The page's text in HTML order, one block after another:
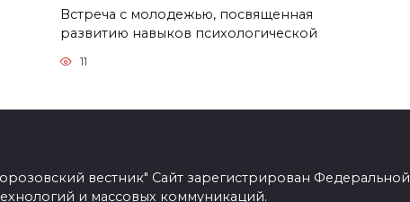
Встреча с молодежью, посвященная
развитию навыков психологической
11
вестник" Сайт зарегистрирован
и массовых коммуникаций.